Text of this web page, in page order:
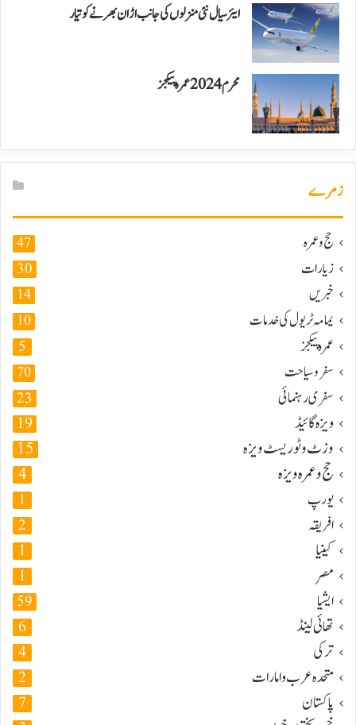
ایئر سیال نئی منزلوں کی جانب اڑان بھرنے کو تیار
محرم 2024 عمرہ پیکجز
زمرے
حج و عمرہ 47
زیارات 30
خبریں 14
یمامہ ٹریول کی خدمات 10
عمرہ پیکجز 5
سفر و سیاحت 70
سفری رہنمائی 23
ویزہ گائیڈ 19
وزٹ و ٹوریسٹ ویزہ 15
حج و عمرہ ویزہ 4
یورپ 1
افریقہ 2
کینیا 1
مصر 1
ایشیا 59
تھائی لینڈ 6
ترکی 4
متحدہ عرب و امارات 2
پاکستان 7